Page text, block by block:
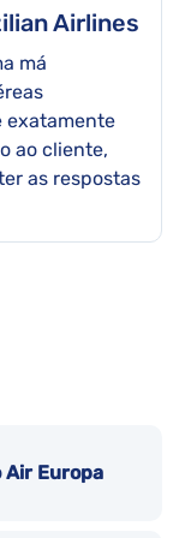
Airlines
má
exatamente
ao cliente,
as respostas
Air Europa